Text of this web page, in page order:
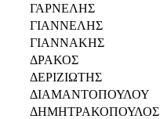
ΓΑΡΝΕΛΗΣ
ΓΙΑΝΝΕΛΗΣ
ΓΙΑΝΝΑΚΗΣ
ΔΡΑΚΟΣ
ΔΕΡΙΖΙΩΤΗΣ
ΔΙΑΜΑΝΤΟΠΟΥΛΟΥ
ΔΗΜΗΤΡΑΚΟΠΟΥΛΟΣ